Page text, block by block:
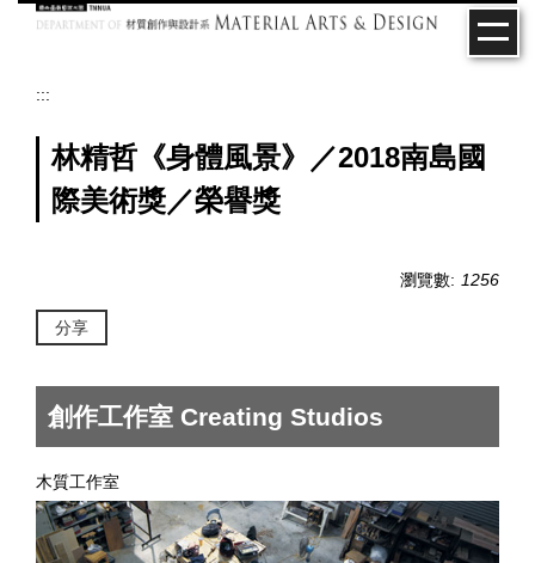
:::
林精哲《身體風景》／2018南島國
際美術獎／榮譽獎
瀏覽數: 1256
分享
創作工作室 Creating Studios
木質工作室